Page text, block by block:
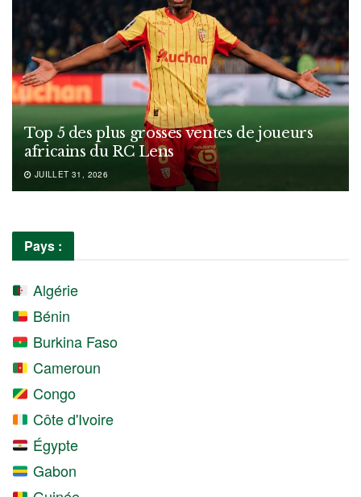
Top 5 des plus grosses ventes de joueurs
africains du RC Lens
JUILLET 31, 2026
Pays :
Algérie
Bénin
Burkina Faso
Cameroun
Congo
Côte d'Ivoire
Égypte
Gabon